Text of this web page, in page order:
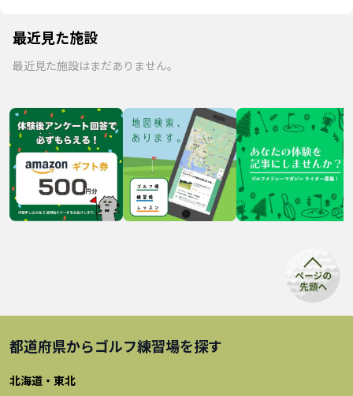
最近見た施設
最近見た施設はまだありません。
都道府県からゴルフ練習場を探す
北海道・東北